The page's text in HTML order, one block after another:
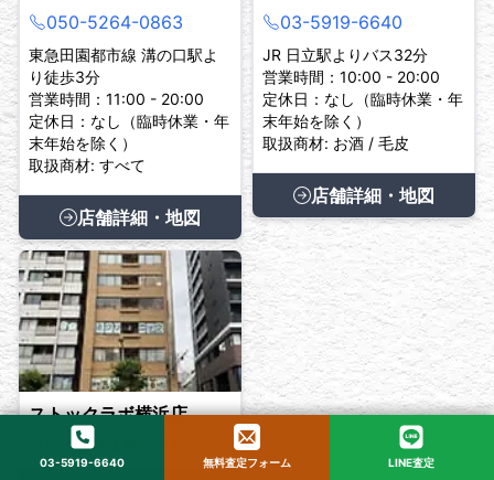
050-5264-0863
東急田園都市線 溝の口駅よ
り徒歩3分
営業時間：11:00 - 20:00
定休日：なし（臨時休業・年
末年始を除く）
取扱商材: すべて
店舗詳細・地図
03-5919-6640
JR 日立駅よりバス32分
営業時間：10:00 - 20:00
定休日：なし（臨時休業・年
末年始を除く）
取扱商材: お酒 / 毛皮
店舗詳細・地図
ストックラボ横浜店
現在、臨時休業中です。
03-5919-6640 無料査定フォーム LINE査定